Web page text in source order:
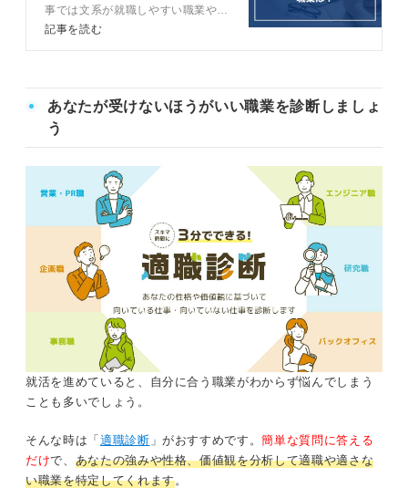
事では文系が就職しやすい職業や専
門性を活かせる職業を紹介。また自
就職先に悩む人は参考にしましょ
う。
記事を読む
あなたが受けないほうがいい職業を診断しましょ
う
就活を進めていると、自分に合う職業がわからず悩んでしまう
ことも多いでしょう。
そんな時は「 適職診断 」がおすすめです。簡単な質問に答える
だけで、 あなたの強みや性格、価値観を分析して適職や適さな
い職業を特定してくれます。